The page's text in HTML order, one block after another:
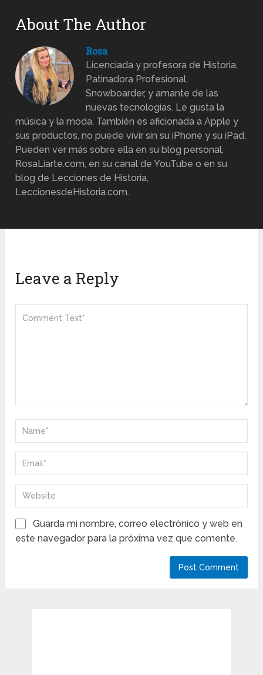
About The Author
Rosa
Licenciada y profesora de Historia,
Patinadora Profesional,
Snowboarder, y amante de las
nuevas tecnologías. Le gusta la
música y la moda. También es aficionada a Apple y
sus productos, no puede vivir sin su iPhone y su iPad.
Pueden ver más sobre ella en su blog personal,
RosaLiarte.com, en su canal de YouTube o en su
blog de Lecciones de Historia,
LeccionesdeHistoria.com.
Leave a Reply
Guarda mi nombre, correo electrónico y web en
este navegador para la próxima vez que comente.